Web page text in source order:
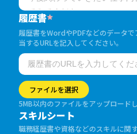
履歴書*
履歴書をWordやPDFなどのデータ
当するURLを記入してください。
ファイルを選択
5MB以内のファイルをアップロード
スキルシート
職務経歴書や資格などのスキルに関